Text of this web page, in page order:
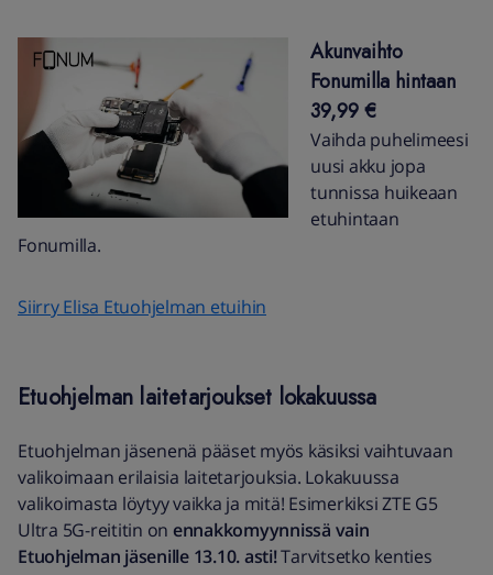
Akunvaihto
Fonumilla hintaan
39,99 €
Vaihda puhelimeesi
uusi akku jopa
tunnissa huikeaan
etuhintaan
Fonumilla.
Siirry Elisa Etuohjelman etuihin
Etuohjelman laitetarjoukset lokakuussa
Etuohjelman jäsenenä pääset myös käsiksi vaihtuvaan
valikoimaan erilaisia laitetarjouksia. Lokakuussa
valikoimasta löytyy vaikka ja mitä! Esimerkiksi ZTE G5
Ultra 5G-reititin on ennakkomyynnissä vain
Etuohjelman jäsenille 13.10. asti!Tarvitsetko kenties